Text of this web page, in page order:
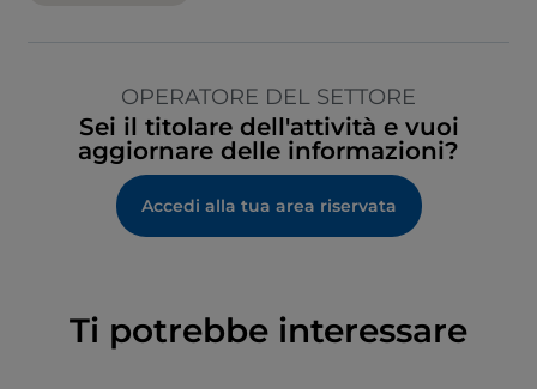
OPERATORE DEL SETTORE
Sei il titolare dell'attività e vuoi
aggiornare delle informazioni?
Accedi alla tua area riservata
Ti potrebbe interessare